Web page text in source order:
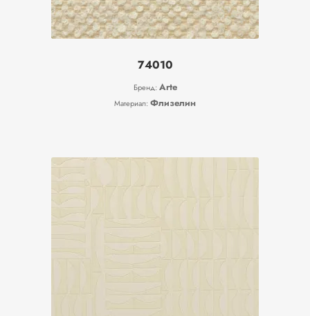
74010
Бренд: Arte
Материал: Флизелин